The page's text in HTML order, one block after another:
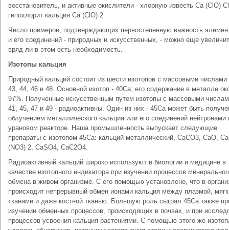
восстановитель, и активные окислители - хлорную известь Са (СlO)
гипохлорит кальция Са (СlO) 2.
Число примеров, подтверждающих первостепенную важность
и его соединений - природных и искусственных, - можно еще
вряд ли в этом есть необходимость.
Изотопы кальция
Природный кальций состоит из шести изотопов с массовыми числами
43, 44, 46 и 48. Основной изотоп - 40Са; его содержание в металле
97%. Полученные искусственным путем изотопы с массовыми
41, 45, 47 и 49 - радиоактивны. Один из них - 45Са может быть
облучением металлического кальция или его соединений нейтронами
урановом реакторе. Наша промышленность выпускает следующие
препараты с изотопом 45Са: кальций металлический, СаCO3, СаО,
(NO3) 2, CaSO4, CaC2O4.
Радиоактивный кальций широко используют в биологии и медицине в
качестве изотопного индикатора при изучении процессов
обмена в живом организме. С его помощью установлено, что в
происходит непрерывный обмен ионами кальция между плазмой,
тканями и даже костной тканью. Большую роль сыграл 45Са также
изучении обменных процессов, происходящих в почвах, и при
процессов усвоения кальция растениями. С помощью этого же